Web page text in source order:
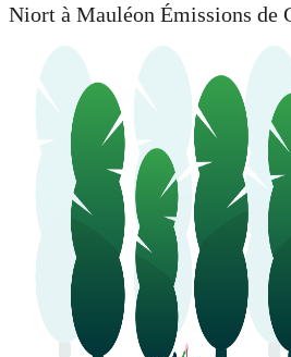
Niort à Mauléon Émissions de